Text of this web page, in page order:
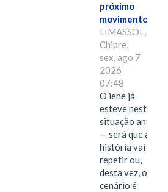
próximo
movimento.
LIMASSOL,
Chipre,
sex, ago 7
2026
07:48
O iene já
esteve nesta
situação antes
— será que a
história vai se
repetir ou,
desta vez, o
cenário é